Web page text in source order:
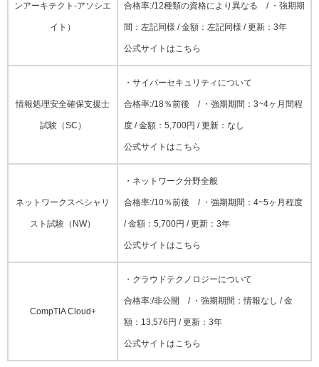
ンアーキテクト-アソシエ
イト）
合格率:/12種類の資格により異なる / ・強期期
間：左記同様 / 金額：左記同様 / 更新：3年
公式サイトはこちら
情報処理安全確保支援士
試験（SC）
・サイバーセキュリティについて
合格率:/18％前後 / ・強期期間：3~4ヶ月間程
度 / 金額：5,700円 / 更新：なし
公式サイトはこちら
ネットワークスペシャリ
スト試験（NW）
・ネットワーク分野全般
合格率:/10％前後 / ・強期期間：4~5ヶ月程度
/ 金額：5,700円 / 更新：3年
公式サイトはこちら
CompTIA Cloud+
・クラウドテクノロジーについて
合格率:/非公開 / ・強期期間：情報なし / 金
額：13,576円 / 更新：3年
公式サイトはこちら